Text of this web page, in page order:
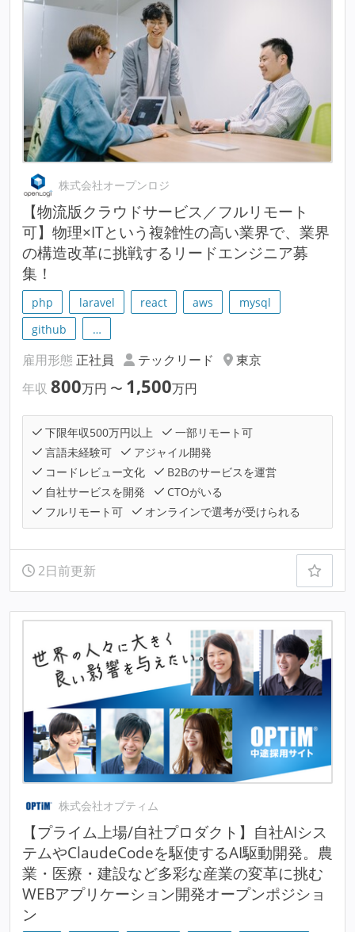
株式会社オープンロジ
【物流版クラウドサービス／フルリモート
可】物理×ITという複雑性の高い業界で、業界
の構造改革に挑戦するリードエンジニア募
集！
php laravel react aws
mysql
github
…
雇用形態 正社員 テックリード
東京
年収 800万円 〜 1,500万円
下限年収500万円以上
一部リモート可
言語未経験可
アジャイル開発
コードレビュー文化
B2Bのサービスを運営
自社サービスを開発
CTOがいる
フルリモート可
オンラインで選考が受けられる
2日前更新
株式会社オプティム
【プライム上場/自社プロダクト】自社AIシス
テムやClaudeCodeを駆使するAI駆動開発。農
業・医療・建設など多彩な産業の変革に挑む
WEBアプリケーション開発オープンポジショ
ン